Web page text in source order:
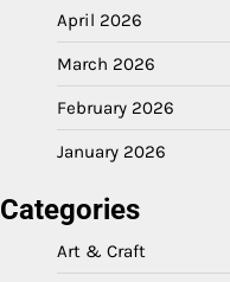
April 2026
March 2026
February 2026
January 2026
Categories
Art & Craft